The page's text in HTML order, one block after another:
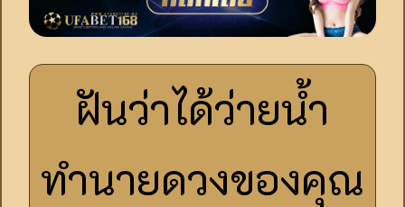
ฝันว่าได้ว่ายน้ำ
ทำนายดวงของคุณ